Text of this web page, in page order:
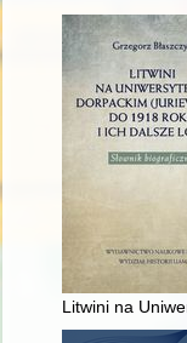
Litwini na